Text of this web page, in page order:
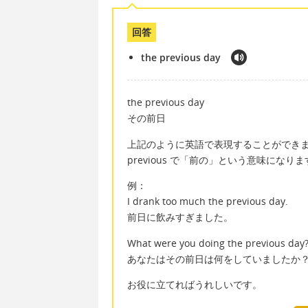
回答
the previous day
the previous day
その前日
上記のように英語で表現することができま
previous で「前の」という意味になりま
例：
I drank too much the previous day.
前日に飲みすぎました。
What were you doing the previous day?
あなたはその前日は何をしていましたか？
お役に立てればうれしいです。